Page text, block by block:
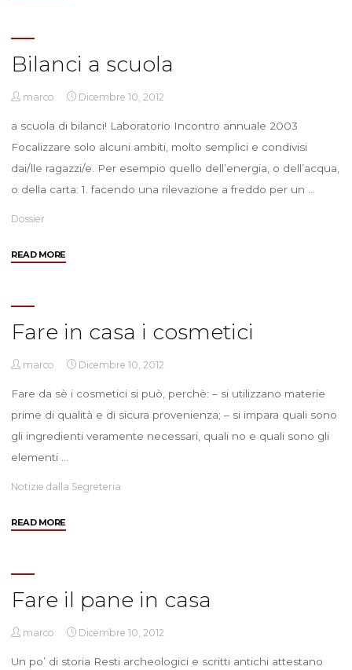
Bilanci a scuola
marco Dicembre 10, 2012
a scuola di bilanci! Laboratorio Incontro annuale 2003
Focalizzare solo alcuni ambiti, molto semplici e condivisi
dai/lle ragazzi/e. Per esempio quello dell’energia, o dell’acqua,
o della carta: 1. facendo una rilevazione a freddo per un …
Dossier
READ MORE"Bilanci
Fare in casa i cosmetici
marco Dicembre 10, 2012
Fare da sè i cosmetici si può, perchè: – si utilizzano materie
prime di qualità e di sicura provenienza; – si impara quali sono
gli ingredienti veramente necessari, quali no e quali sono gli
elementi …
Notizie dalla Segreteria
READ MORE"Fare
cosmetici"
Fare il pane in casa
marco Dicembre 10, 2012
Un po’ di storia Resti archeologici e scritti antichi attestano